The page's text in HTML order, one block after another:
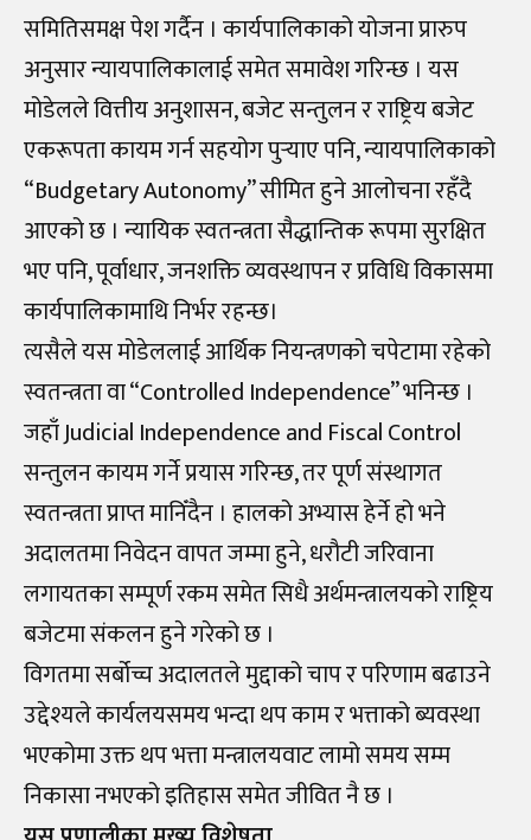
समितिसमक्ष पेश गर्दैन । कार्यपालिकाको योजना प्रारुप
अनुसार न्यायपालिकालाई समेत समावेश गरिन्छ । यस
मोडेलले वित्तीय अनुशासन, बजेट सन्तुलन र राष्ट्रिय बजेट
एकरूपता कायम गर्न सहयोग पुर्‍याए पनि, न्यायपालिकाको
“Budgetary Autonomy” सीमित हुने आलोचना रहँदै
आएको छ । न्यायिक स्वतन्त्रता सैद्धान्तिक रूपमा सुरक्षित
भए पनि, पूर्वाधार, जनशक्ति व्यवस्थापन र प्रविधि विकासमा
कार्यपालिकामाथि निर्भर रहन्छ।
त्यसैले यस मोडेललाई आर्थिक नियन्त्रणको चपेटामा रहेको
स्वतन्त्रता वा “Controlled Independence” भनिन्छ ।
जहाँ Judicial Independence and Fiscal Control
सन्तुलन कायम गर्ने प्रयास गरिन्छ, तर पूर्ण संस्थागत
स्वतन्त्रता प्राप्त मानिँदैन । हालको अभ्यास हेर्ने हो भने
अदालतमा निवेदन वापत जम्मा हुने, धरौटी जरिवाना
लगायतका सम्पूर्ण रकम समेत सिधै अर्थमन्त्रालयको राष्ट्रिय
बजेटमा संकलन हुने गरेको छ ।
विगतमा सर्बोच्च अदालतले मुद्दाको चाप र परिणाम बढाउने
उद्देश्यले कार्यलयसमय भन्दा थप काम र भत्ताको ब्यवस्था
भएकोमा उक्त थप भत्ता मन्त्रालयवाट लामो समय सम्म
निकासा नभएको इतिहास समेत जीवित नै छ ।